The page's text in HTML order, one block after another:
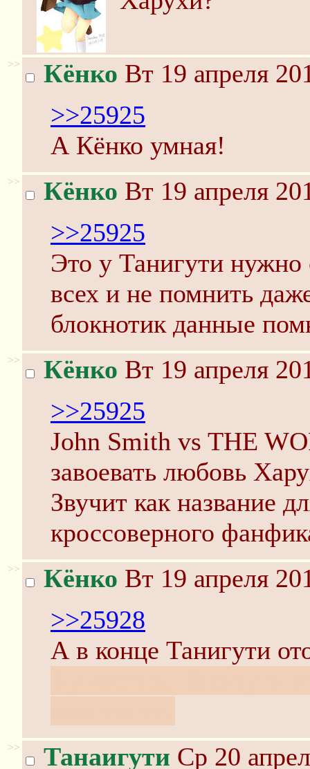
>> Кёнко Вт 19 апреля
>>25925
А Кёнко умная!
>> Кёнко Вт 19 апреля
>>25925
Это у Танигути
всех и не помнить
блокнотик данные
>> Кёнко Вт 19 апреля
>>25925
John Smith vs THE
завоевать любовь
Звучит как название
кроссоверного
>> Кёнко Вт 19 апреля
>>25928
А в конце Танигути
>> Танаигути Ср 20